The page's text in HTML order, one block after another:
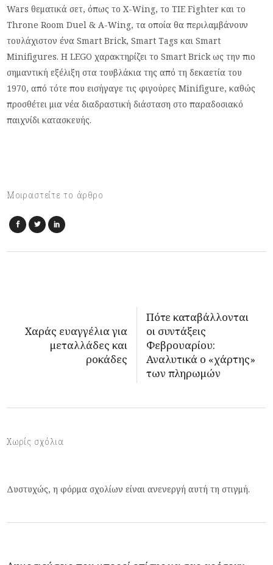
Wars θεματικά σετ, όπως το X-Wing, το TIE Fighter και το
Throne Room Duel & A-Wing, τα οποία θα περιλαμβάνουν
τουλάχιστον ένα Smart Brick, Smart Tags και Smart
Minifigures. Η LEGO χαρακτηρίζει το Smart Brick ως την πιο
σημαντική εξέλιξη στα τουβλάκια της από τη δεκαετία του
1970, από τότε που εισήγαγε τις φιγούρες Minifigure, καθώς
προσθέτει μια νέα διαδραστική διάσταση στο παραδοσιακό
παιχνίδι κατασκευής.
Μοιραστείτε το άρθρο
Χαράς ευαγγέλια για
μεταλλάδες και
ροκάδες
Πότε καταβάλλονται
οι συντάξεις
Φεβρουαρίου:
Αναλυτικά ο «χάρτης»
των πληρωμών
Χωρίς σχόλια
Δυστυχώς, η φόρμα σχολίων είναι ανενεργή αυτή τη στιγμή.